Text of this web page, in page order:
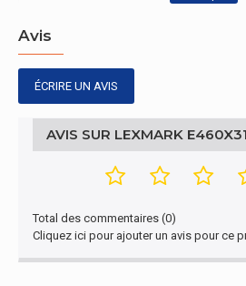
Avis
ÉCRIRE UN AVIS
AVIS SUR LEXMARK
Total des commentaires (0)
Cliquez ici pour ajouter un avis pour ce